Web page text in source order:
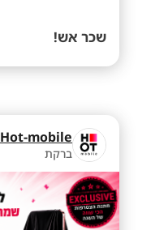
שכר אש!
Hot-mobile
ברקת